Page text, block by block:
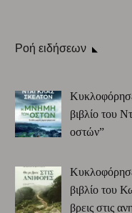
Ροή ειδήσεων
βιβλίο του
οστών”
βιβλίο του
βρεις στις